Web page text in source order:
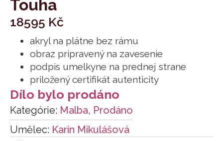
Touha
18595 Kč
akryl na plátne bez rámu
obraz pripravený na zavesenie
podpis umelkyne na prednej strane
priložený certifikát autenticity
Dílo bylo prodáno
Kategórie: Malba, Prodáno
Umělec: Karin Mikulášová